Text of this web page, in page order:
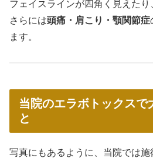
フェイスラインが四角く見えたり
さらには頭痛・肩こり・顎関節症
ます。
当院のエラボトックスで
と
写真にもあるように、当院では施